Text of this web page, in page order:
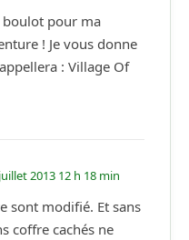
boulot pour ma
! Je vous donne
: Village Of
2013 12 h 18 min
sont modifié. Et sans
coffre cachés ne